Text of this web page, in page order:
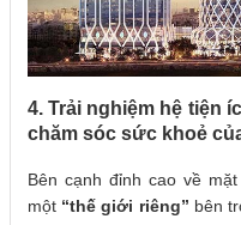
4. Trải nghiệm hệ tiện
chăm sóc sức khoẻ
Bên cạnh đỉnh cao về
một “thế giới riêng” bên